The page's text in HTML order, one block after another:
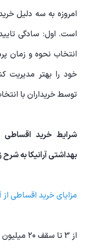
امروزه به سه دلیل
است. اول: سادگی
انتخاب نحوه و زمان
خود را بهتر مدیریت
توسط خریداران با
شرایط خرید اقساطی
بهداشتی آرانیکا به
مزایای خرید اقساطی از
از 3 تا سقف ۲۰ میلیون تومان